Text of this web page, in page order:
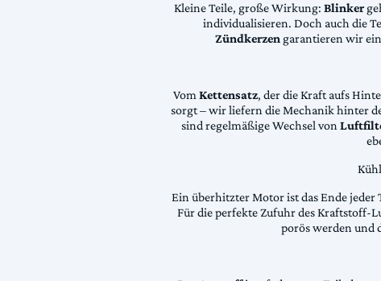
Kleine Teile, große Wirkung: Blinker
individualisieren. Doch auch die
Zündkerzen garantieren wir
VomKettensatz, der die Kraft aufs
sorgt – wir liefern die Mechanik hinter
sind regelmäßige Wechsel von
Ein überhitzter Motor ist das Ende jeder
Für die perfekte Zufuhr des Kraftstoff-
porös werden und